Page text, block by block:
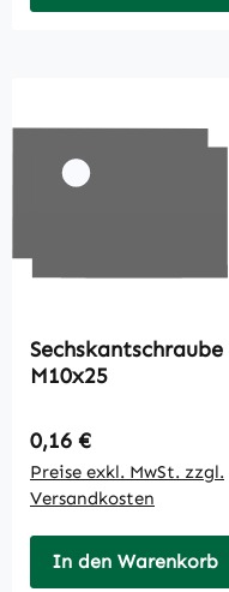
Sechskantschraube
M10x25
Regulärer Preis:
0,16 €
Preise exkl. MwSt. zzgl.
Versandkosten
In den Warenkorb